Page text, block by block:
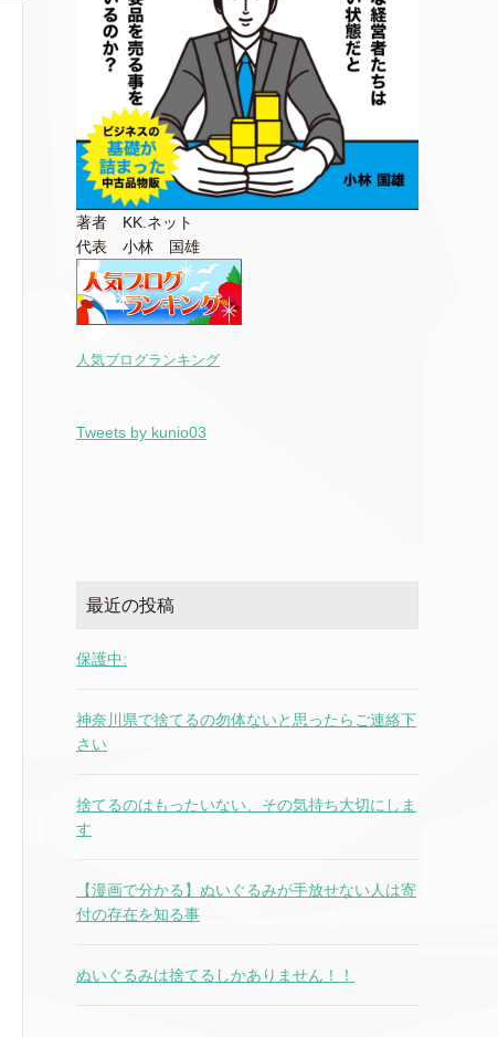
著者 KK.ネット
代表 小林 国雄
人気ブログランキング
Tweets by kunio03
最近の投稿
保護中:
神奈川県で捨てるの勿体ないと思ったらご連絡下
さい
捨てるのはもったいない、その気持ち大切にしま
す
【漫画で分かる】ぬいぐるみが手放せない人は寄
付の存在を知る事
ぬいぐるみは捨てるしかありません！！